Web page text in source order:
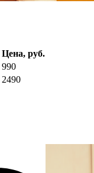
Цена, руб.
990
2490